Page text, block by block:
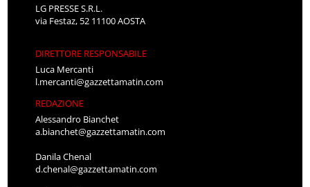
LG PRESSE S.R.L.
via Festaz, 52 11100 AOSTA
DIRETTORE RESPONSABILE
Luca Mercanti
l.mercanti@gazzettamatin.com
REDAZIONE
Alessandro Bianchet
a.bianchet@gazzettamatin.com
Danila Chenal
d.chenal@gazzettamatin.com